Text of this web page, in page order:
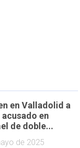
en Valladolid a
en
de doble...
de 2025